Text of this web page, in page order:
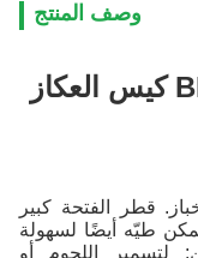
وصف المنتج
كيس العكاز الخالي من BPA كيس العكاز
قطر الفتحة كبير
طيّه أيضًا لسهولة
لتسمير اللحوم أو